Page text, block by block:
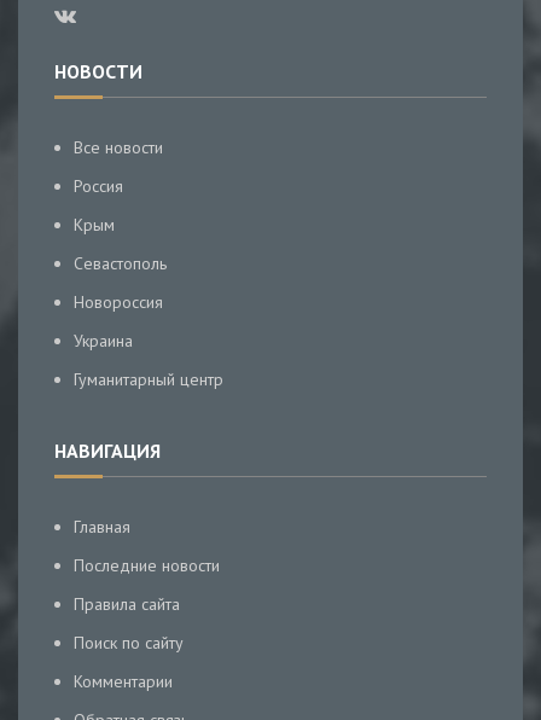
НОВОСТИ
Все новости
Россия
Крым
Севастополь
Новороссия
Украина
Гуманитарный центр
НАВИГАЦИЯ
Главная
Последние новости
Правила сайта
Поиск по сайту
Комментарии